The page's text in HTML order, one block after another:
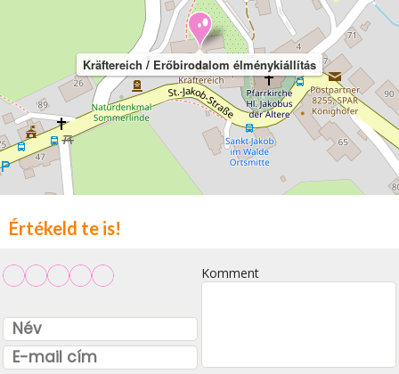
Kräftereich / Erőbirodalom élménykiállítás
Értékeld te is!
Komment